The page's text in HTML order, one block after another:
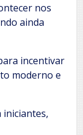
nos
ainda
incentivar
moderno e